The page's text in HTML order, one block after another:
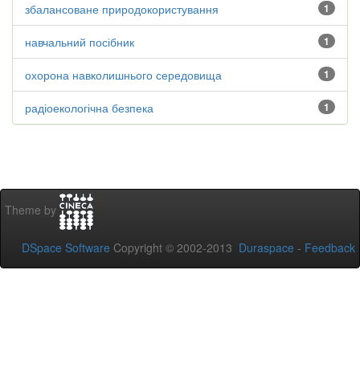
1
збалансоване природокористування
1
навчальний посібник
1
охорона навколишнього середовища
1
радіоекологічна безпека
Theme by
DSpace Software Copyright © 2002-2013 Duraspace - Feedback